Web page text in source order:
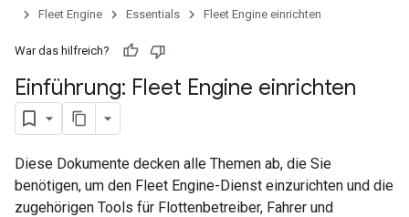
Fleet Engine
Essentials Fleet Engine einrichten
War das hilfreich?
Einführung: Fleet Engine einrichten
Diese Dokumente decken alle Themen ab, die Sie
benötigen, um den Fleet Engine-Dienst einzurichten und die
zugehörigen Tools für Flottenbetreiber, Fahrer und